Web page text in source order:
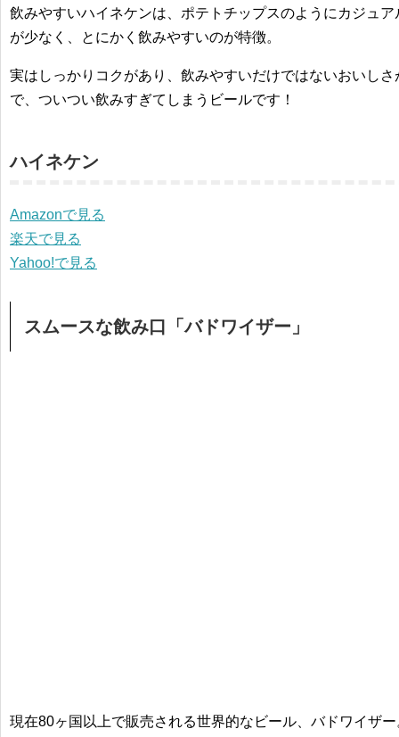
飲みやすいハイネケンは、ポテトチップスのようにカジュ
が少なく、とにかく飲みやすいのが特徴。
実はしっかりコクがあり、飲みやすいだけではないおいし
で、ついつい飲みすぎてしまうビールです！
ハイネケン
Amazonで見る
楽天で見る
Yahoo!で見る
スムースな飲み口「バドワイザー」
現在80ヶ国以上で販売される世界的なビール、バドワイザ